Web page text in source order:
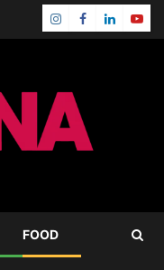
Instagram
Facebook
Linkedin
FOOD